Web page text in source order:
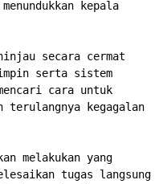
kepala
secara cermat
serta sistem
cara untuk
terulangnya kegagalan
melakukan yang
tugas langsung